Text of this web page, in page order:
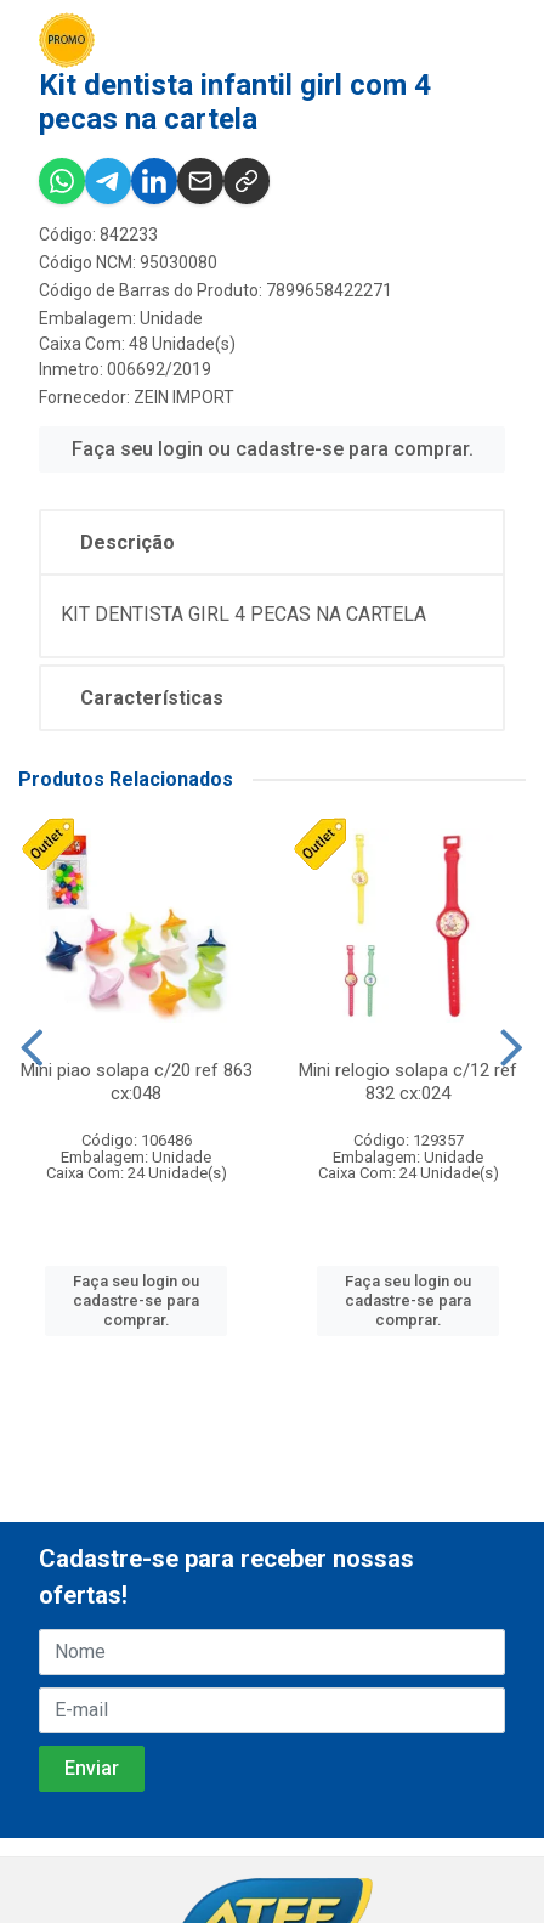
Kit dentista infantil girl com 4
pecas na cartela
Código: 842233
Código NCM: 95030080
Código de Barras do Produto: 7899658422271
Embalagem: Unidade
Caixa Com: 48 Unidade(s)
Inmetro: 006692/2019
Fornecedor: ZEIN IMPORT
Faça seu login ou cadastre-se para comprar.
Descrição
KIT DENTISTA GIRL 4 PECAS NA CARTELA
Características
Produtos Relacionados
Mini piao solapa c/20 ref 863
cx:048
Código: 106486
Embalagem: Unidade
Caixa Com: 24 Unidade(s)
Faça seu login ou
cadastre-se para
comprar.
Mini relogio solapa c/12 ref
832 cx:024
Código: 129357
Embalagem: Unidade
Caixa Com: 24 Unidade(s)
Faça seu login ou
cadastre-se para
comprar.
Cadastre-se para receber nossas
ofertas!